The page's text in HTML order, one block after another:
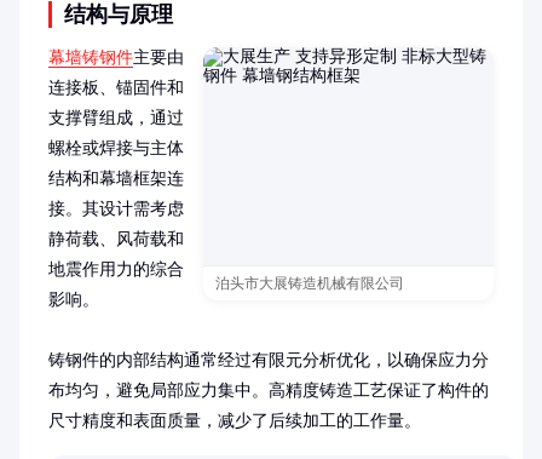
结构与原理
泊头市大展铸造机械有限公司
幕墙铸钢件主要由
连接板、锚固件和
支撑臂组成，通过
螺栓或焊接与主体
结构和幕墙框架连
接。其设计需考虑
静荷载、风荷载和
地震作用力的综合
影响。
铸钢件的内部结构通常经过有限元分析优化，以确保应力分
布均匀，避免局部应力集中。高精度铸造工艺保证了构件的
尺寸精度和表面质量，减少了后续加工的工作量。